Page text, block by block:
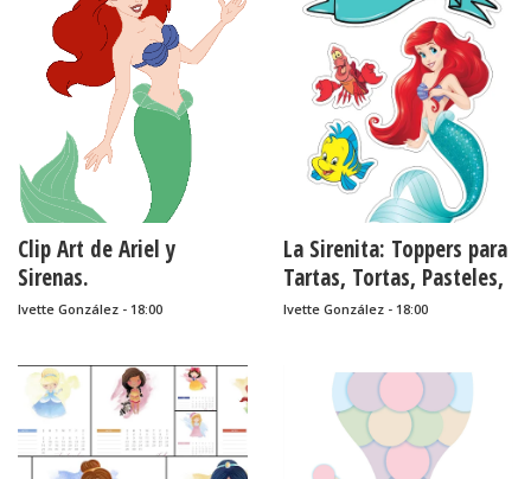
Clip Art de Ariel y
Sirenas.
Ivette González - 18:00
La Sirenita: Toppers para
Tartas, Tortas, Pasteles,
Bizcochos o Cakes para
Ivette González - 18:00